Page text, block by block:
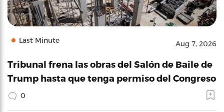
Last Minute Aug 7, 2026
Tribunal frena las obras del Salón de Baile de
Trump hasta que tenga permiso del Congreso
0